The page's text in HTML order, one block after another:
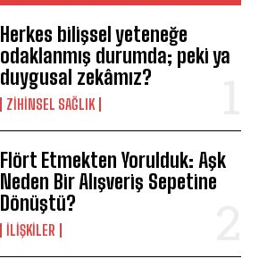
Herkes bilişsel yeteneğe
odaklanmış durumda; peki ya
duygusal zekâmız?
ZIHINSEL SAĞLIK
Flört Etmekten Yorulduk: Aşk
Neden Bir Alışveriş Sepetine
Dönüştü?
İLIŞKILER